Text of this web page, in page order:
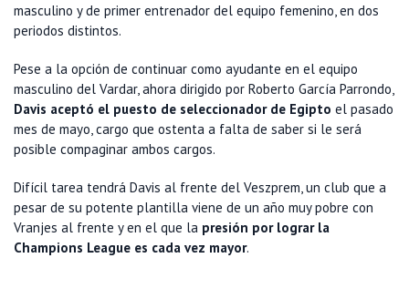
masculino y de primer entrenador del equipo femenino, en dos
periodos distintos.
Pese a la opción de continuar como ayudante en el equipo
masculino del Vardar, ahora dirigido por Roberto García Parrondo,
Davis aceptó el puesto de seleccionador de Egipto el pasado
mes de mayo, cargo que ostenta a falta de saber si le será
posible compaginar ambos cargos.
Difícil tarea tendrá Davis al frente del Veszprem, un club que a
pesar de su potente plantilla viene de un año muy pobre con
Vranjes al frente y en el que la presión por lograr la
Champions League es cada vez mayor.